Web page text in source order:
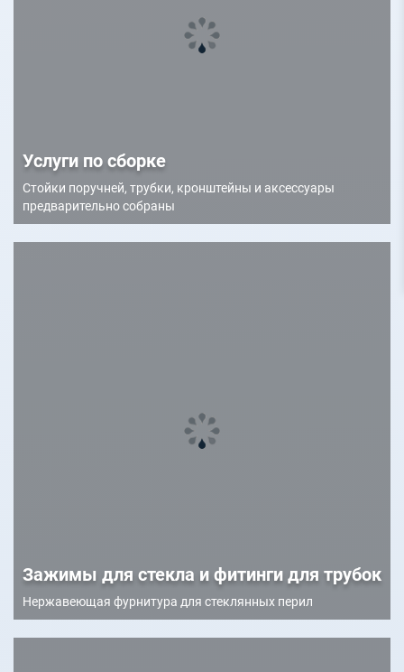
Услуги по сборке
Стойки поручней, трубки, кронштейны и аксессуары
предварительно собраны
Зажимы для стекла и фитинги для трубок
Нержавеющая фурнитура для стеклянных перил